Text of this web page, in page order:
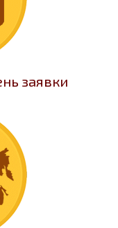
заявки